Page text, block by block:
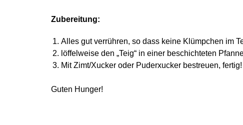
Zubereitung:
Alles gut verrühren, so dass keine Klümpchen im
löffelweise den „Teig“ in einer beschichteten
Mit Zimt/Xucker oder Puderxucker bestreuen, fertig!
Guten Hunger!